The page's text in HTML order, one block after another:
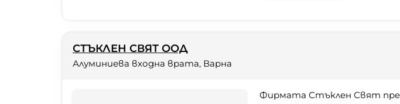
СТЪКЛЕН СВЯТ ООД
Алуминиева входна врата, Варна
Фирмата Стъклен Свят